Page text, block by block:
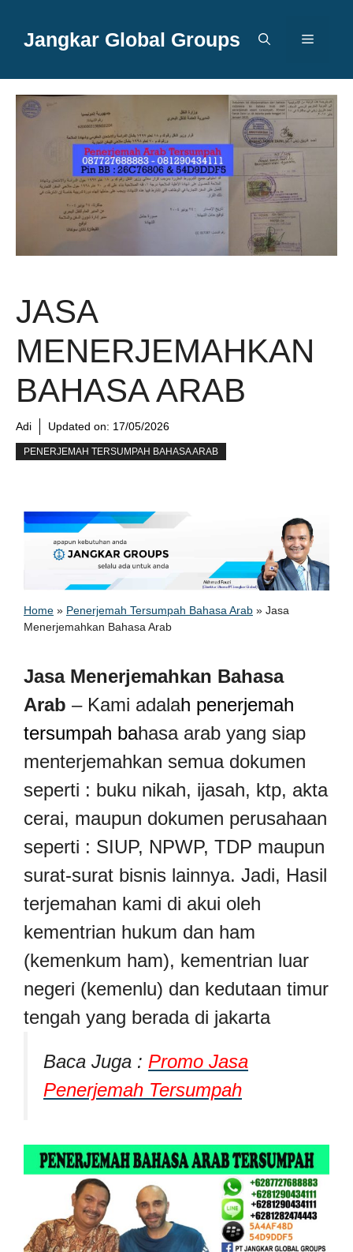
Jangkar Global Groups Menu
JASA
MENERJEMAHKAN
BAHASA ARAB
Adi Updated on: 17/05/2026
PENERJEMAH TERSUMPAH BAHASA ARAB
Home » Penerjemah Tersumpah Bahasa Arab » Jasa
Menerjemahkan Bahasa Arab
Jasa Menerjemahkan Bahasa
Arab – Kami adalah penerjemah
tersumpah bahasa arab yang siap
menterjemahkan semua dokumen
seperti : buku nikah, ijasah, ktp, akta
cerai, maupun dokumen perusahaan
seperti : SIUP, NPWP, TDP maupun
surat-surat bisnis lainnya. Jadi, Hasil
terjemahan kami di akui oleh
kementrian hukum dan ham
(kemenkum ham), kementrian luar
negeri (kemenlu) dan kedutaan timur
tengah yang berada di jakarta
Baca Juga : Promo Jasa
Penerjemah Tersumpah